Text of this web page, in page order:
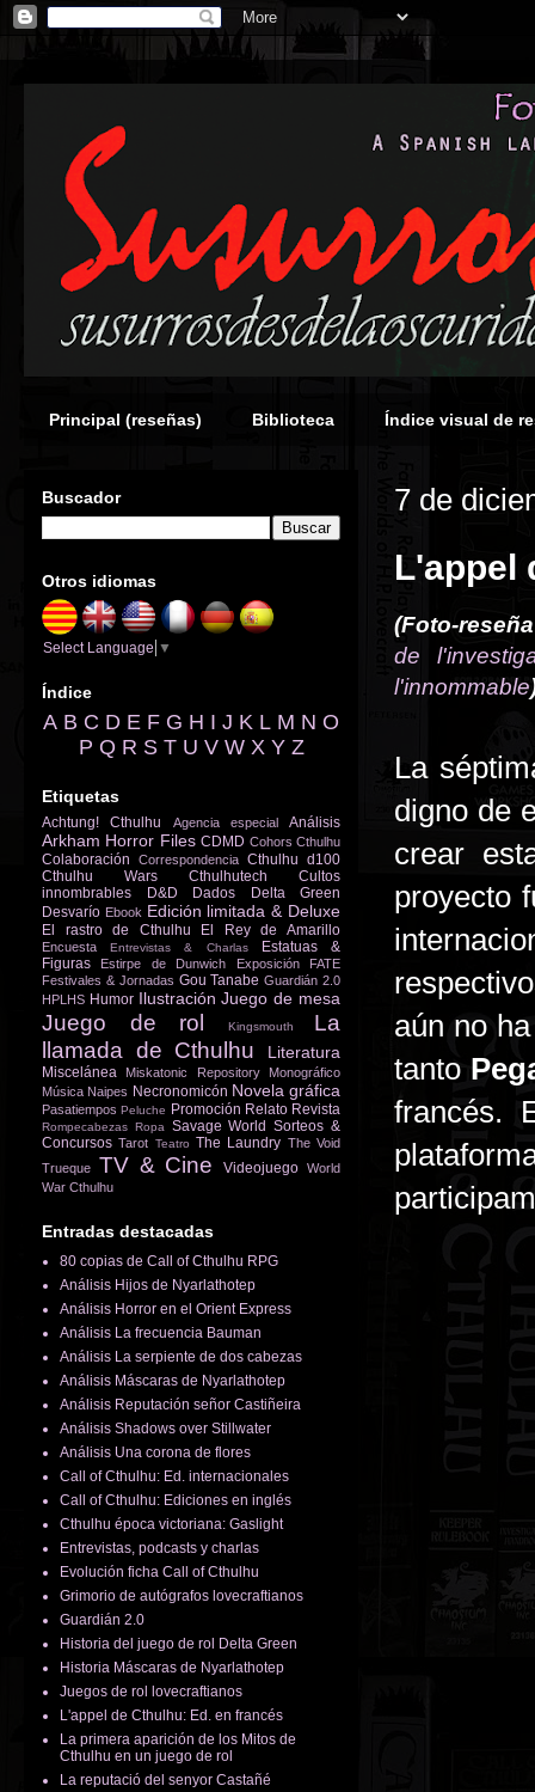
Principal (reseñas) Biblioteca Índice visual de
7 de
L'appel
(Foto-
de
l'innommable
La
digno de
crear
proyecto
aún no
tanto
francés.
Buscador
Otros idiomas
Select Language ▼
Índice
A B C D E F G H I J K L M N O
P Q R S T U V W X Y Z
Etiquetas
Achtung! Cthulhu Agencia especial Análisis
Arkham Horror Files CDMD Cohors Cthulhu
Colaboración Correspondencia Cthulhu d100
Cthulhu Wars
Cthulhutech
Cultos
innombrables
D&D Dados
Delta Green
Desvarío Ebook Edición limitada & Deluxe
El rastro de Cthulhu El Rey de Amarillo
Encuesta Entrevistas & Charlas
Estatuas &
Figuras
Estirpe de Dunwich Exposición
FATE
Festivales & Jornadas Gou Tanabe Guardián 2.0
HPLHS Humor Ilustración Juego de mesa
Juego de rol Kingsmouth
La
llamada de Cthulhu
Literatura
Miscelánea Miskatonic Repository
Monográfico
Música Naipes Necronomicón Novela gráfica
Pasatiempos Peluche Promoción Relato Revista
Rompecabezas Ropa Savage World Sorteos &
Concursos Tarot Teatro The Laundry The Void
Trueque TV & Cine Videojuego World
War Cthulhu
Entradas destacadas
80 copias de Call of Cthulhu RPG
Análisis Hijos de Nyarlathotep
Análisis Horror en el Orient Express
Análisis La frecuencia Bauman
Análisis La serpiente de dos cabezas
Análisis Máscaras de Nyarlathotep
Análisis Reputación señor Castiñeira
Análisis Shadows over Stillwater
Análisis Una corona de flores
Call of Cthulhu: Ed. internacionales
Call of Cthulhu: Ediciones en inglés
Cthulhu época victoriana: Gaslight
Entrevistas, podcasts y charlas
Evolución ficha Call of Cthulhu
Grimorio de autógrafos lovecraftianos
Guardián 2.0
Historia del juego de rol Delta Green
Historia Máscaras de Nyarlathotep
Juegos de rol lovecraftianos
L'appel de Cthulhu: Ed. en francés
La primera aparición de los Mitos de
Cthulhu en un juego de rol
La reputació del senyor Castañé